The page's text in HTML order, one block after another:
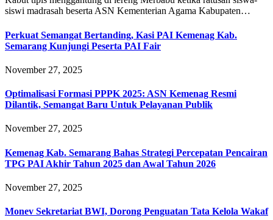
siswi madrasah beserta ASN Kementerian Agama Kabupaten…
Perkuat Semangat Bertanding, Kasi PAI Kemenag Kab.
Semarang Kunjungi Peserta PAI Fair
November 27, 2025
Optimalisasi Formasi PPPK 2025: ASN Kemenag Resmi
Dilantik, Semangat Baru Untuk Pelayanan Publik
November 27, 2025
Kemenag Kab. Semarang Bahas Strategi Percepatan Pencairan
TPG PAI Akhir Tahun 2025 dan Awal Tahun 2026
November 27, 2025
Monev Sekretariat BWI, Dorong Penguatan Tata Kelola Wakaf